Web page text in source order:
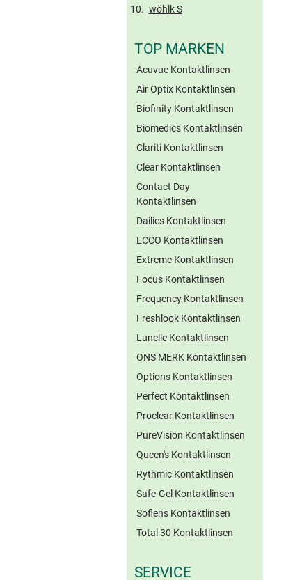
wöhlk S
TOP MARKEN
Acuvue Kontaktlinsen
Air Optix Kontaktlinsen
Biofinity Kontaktlinsen
Biomedics Kontaktlinsen
Clariti Kontaktlinsen
Clear Kontaktlinsen
Contact Day
Kontaktlinsen
Dailies Kontaktlinsen
ECCO Kontaktlinsen
Extreme Kontaktlinsen
Focus Kontaktlinsen
Frequency Kontaktlinsen
Freshlook Kontaktlinsen
Lunelle Kontaktlinsen
ONS MERK Kontaktlinsen
Options Kontaktlinsen
Perfect Kontaktlinsen
Proclear Kontaktlinsen
PureVision Kontaktlinsen
Queen's Kontaktlinsen
Rythmic Kontaktlinsen
Safe-Gel Kontaktlinsen
Soflens Kontaktlinsen
Total 30 Kontaktlinsen
SERVICE